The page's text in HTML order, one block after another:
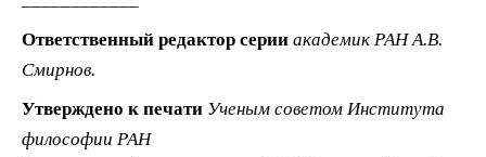
Ответственный редактор серии академик РАН А.В.
Смирнов.
Утверждено к печати Ученым советом Института
философии РАН